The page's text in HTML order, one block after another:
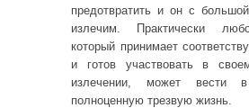
предотвратить и он с
излечим. Практически
который принимает
и готов участвовать в
излечении, может вести
полноценную трезвую жизнь.